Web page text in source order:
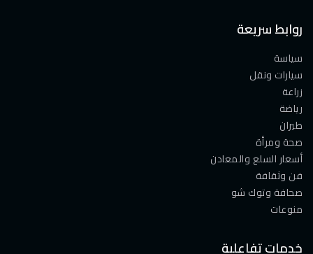
روابط سريعة
سياسة
سيارات ونقل
زراعة
رياضة
طيران
صحة ومرأة
أسعار السلع والمعادن
فن وثقافة
صحافة وتوك شو
منوعات
خدمات تفاعلية